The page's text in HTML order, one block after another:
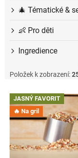
🎄 Tématické &
👶 Pro děti
Ingredience
Položek k zobrazení:
V JASNÝ FAVORIT
🔥 Na gril